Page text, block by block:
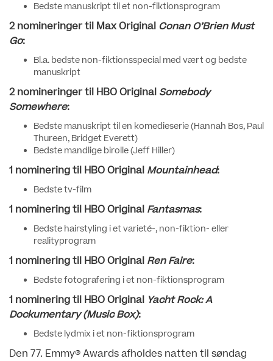
Bedste manuskript til et non-fiktionsprogram
2 nomineringer til Max Original Conan O’Brien Must
Go:
Bl.a. bedste non-fiktionsspecial med vært og bedste
manuskript
2 nomineringer til HBO Original Somebody
Somewhere:
Bedste manuskript til en komedieserie (Hannah Bos, Paul
Thureen, Bridget Everett)
Bedste mandlige birolle (Jeff Hiller)
1 nominering til HBO Original Mountainhead:
Bedste tv-film
1 nominering til HBO Original Fantasmas:
Bedste hairstyling i et varieté-, non-fiktion- eller
realityprogram
1 nominering til HBO Original Ren Faire:
Bedste fotografering i et non-fiktionsprogram
1 nominering til HBO Original Yacht Rock: A
Dockumentary (Music Box):
Bedste lydmix i et non-fiktionsprogram
Den 77. Emmy® Awards afholdes natten til søndag